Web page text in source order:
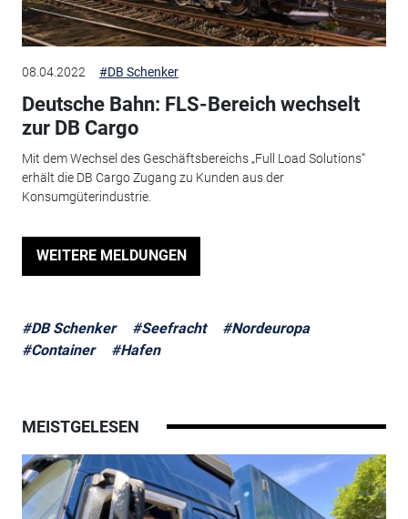
08.04.2022 #DB Schenker
Deutsche Bahn: FLS-Bereich wechselt
zur DB Cargo
Mit dem Wechsel des Geschäftsbereichs „Full Load Solutions“
erhält die DB Cargo Zugang zu Kunden aus der
Konsumgüterindustrie.
WEITERE MELDUNGEN
#DB Schenker #Seefracht
#Nordeuropa
#Container
#Hafen
MEISTGELESEN